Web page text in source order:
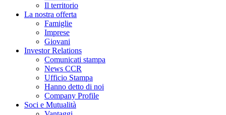
Il territorio
La nostra offerta
Famiglie
Imprese
Giovani
Investor Relations
Comunicati stampa
News CCR
Ufficio Stampa
Hanno detto di noi
Company Profile
Soci e Mutualità